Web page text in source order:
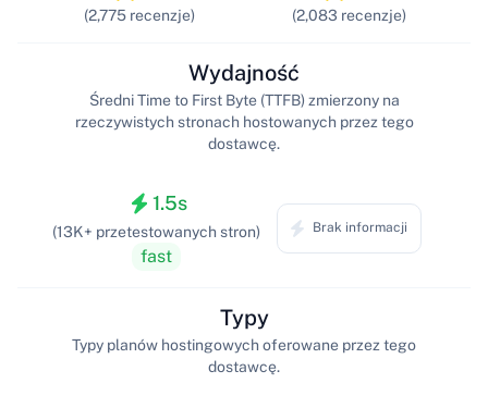
(2,775 recenzje) (2,083 recenzje)
1.5s
(13K+ przetestowanych stron)
fast
Wydajność
Średni Time to First Byte (TTFB) zmierzony na
rzeczywistych stronach hostowanych przez tego
dostawcę.
Brak informacji
Typy
Typy planów hostingowych oferowane przez tego
dostawcę.